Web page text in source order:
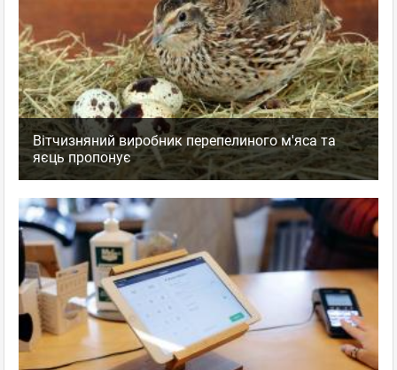
Вітчизняний виробник перепелиного м'яса та
яєць пропонує